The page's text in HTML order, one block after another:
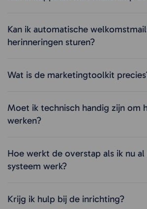
Kan ik automatische
herinneringen sturen?
Wat is de marketingtoolkit
Moet ik technisch handig zijn om
werken?
Hoe werkt de overstap als ik nu
systeem werk?
Krijg ik hulp bij de inrichting?